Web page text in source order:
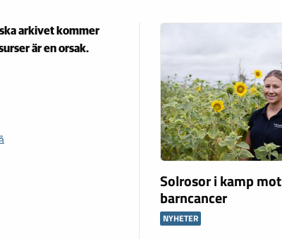
arkivet kommer
är en orsak.
Solrosor i kamp mot
barncancer
NYHETER